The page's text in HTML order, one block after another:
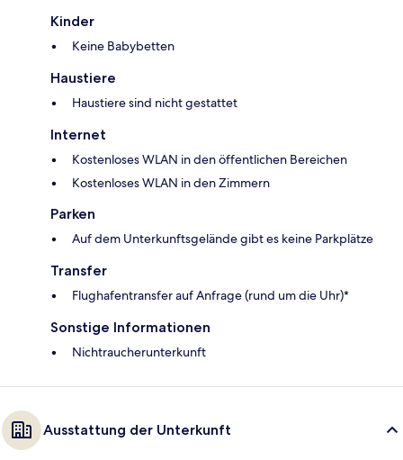
Kinder
Keine Babybetten
Haustiere
Haustiere sind nicht gestattet
Internet
Kostenloses WLAN in den öffentlichen Bereichen
Kostenloses WLAN in den Zimmern
Parken
Auf dem Unterkunftsgelände gibt es keine Parkplätze
Transfer
Flughafentransfer auf Anfrage (rund um die Uhr)*
Sonstige Informationen
Nichtraucherunterkunft
Ausstattung der Unterkunft